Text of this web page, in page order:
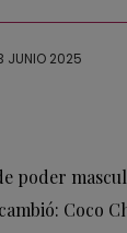
JUNIO 2025
poder
Coco